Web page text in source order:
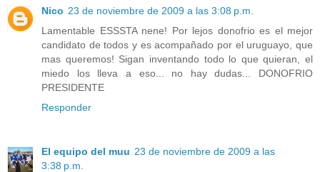
Nico 23 de noviembre de 2009 a las 3:08 p.m.
Lamentable ESSSTA nene! Por lejos donofrio es el mejor
candidato de todos y es acompañado por el uruguayo, que
mas queremos! Sigan inventando todo lo que quieran, el
miedo los lleva a eso... no hay dudas... DONOFRIO
PRESIDENTE
Responder
El equipo del muu 23 de noviembre de 2009 a las
3:38 p.m.